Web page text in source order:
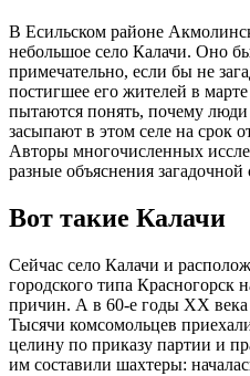
В Есильском районе
небольшое село Калачи. Оно
примечательно, если бы не
постигшее его жителей в
пытаются понять, почему люди
засыпают в этом селе на срок
Авторы многочисленных
разные объяснения
Вот такие Калачи
Сейчас село Калачи и
городского типа Красногорск
причин. А в 60-е годы ХХ
Тысячи комсомольцев
целину по приказу партии и
им составили шахтеры: